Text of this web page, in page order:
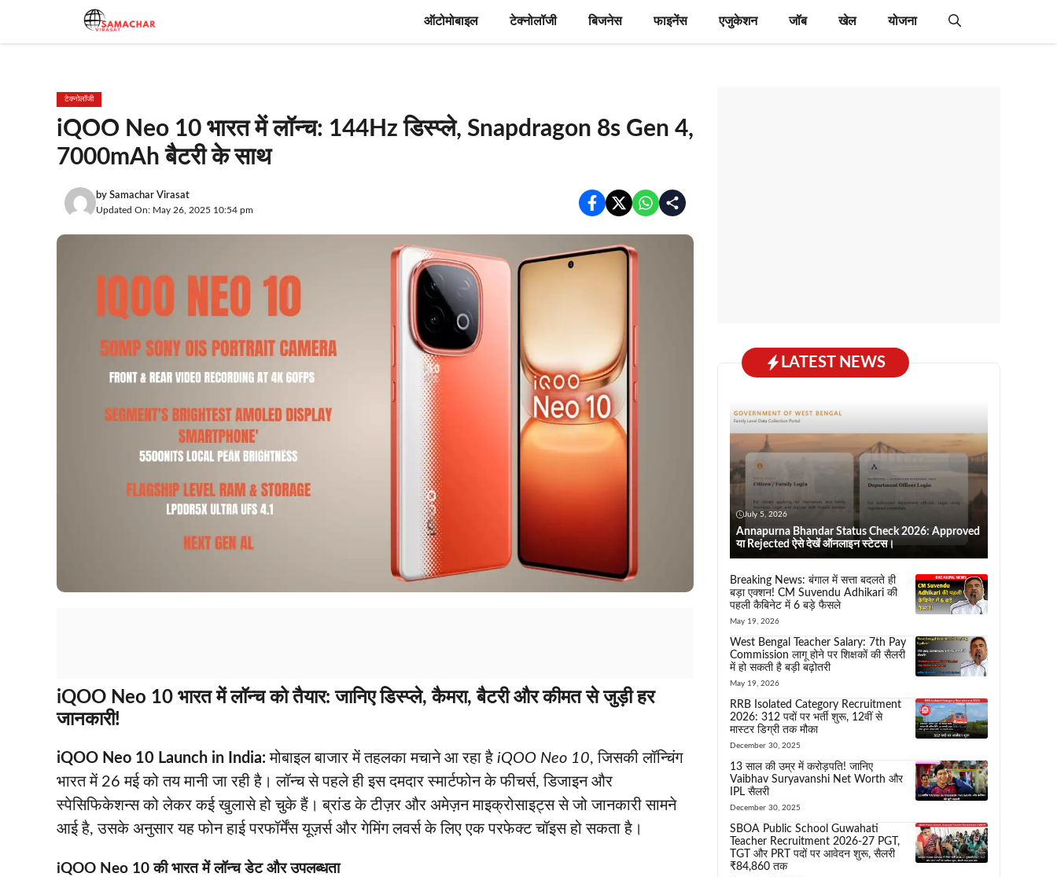
content
ऑटोमोबाइल टेक्नोलॉजी बिजनेस फाइनेंस एजुकेशन जॉब खेल योजना
टेक्नोलॉजी
iQOO Neo 10 भारत में लॉन्च: 144Hz डिस्प्ले, Snapdragon 8s Gen 4,
7000mAh बैटरी के साथ
by Samachar Virasat
Updated On: May 26, 2025 10:54 pm
iQOO Neo 10 भारत में लॉन्च को तैयार: जानिए डिस्प्ले, कैमरा, बैटरी और कीमत से जुड़ी हर
जानकारी!
iQOO Neo 10 Launch in India: मोबाइल बाजार में तहलका मचाने आ रहा है iQOO Neo 10, जिसकी लॉन्चिंग
भारत में 26 मई को तय मानी जा रही है। लॉन्च से पहले ही इस दमदार स्मार्टफोन के फीचर्स, डिजाइन और
स्पेसिफिकेशन्स को लेकर कई खुलासे हो चुके हैं। ब्रांड के टीज़र और अमेज़न माइक्रोसाइट्स से जो जानकारी सामने
आई है, उसके अनुसार यह फोन हाई परफॉर्मेंस यूज़र्स और गेमिंग लवर्स के लिए एक परफेक्ट चॉइस हो सकता है।
iQOO Neo 10 की भारत में लॉन्च डेट और उपलब्धता
LATEST NEWS
July 5, 2026
Annapurna Bhandar Status Check 2026: Approved
या Rejected ऐसे देखें ऑनलाइन स्टेटस।
Breaking News: बंगाल में सत्ता बदलते ही
बड़ा एक्शन! CM Suvendu Adhikari की
पहली कैबिनेट में 6 बड़े फैसले
May 19, 2026
West Bengal Teacher Salary: 7th Pay
Commission लागू होने पर शिक्षकों की सैलरी
में हो सकती है बड़ी बढ़ोतरी
May 19, 2026
RRB Isolated Category Recruitment
2026: 312 पदों पर भर्ती शुरू, 12वीं से
मास्टर डिग्री तक मौका
December 30, 2025
13 साल की उम्र में करोड़पति! जानिए
Vaibhav Suryavanshi Net Worth और
IPL सैलरी
December 30, 2025
SBOA Public School Guwahati
Teacher Recruitment 2026-27 PGT,
TGT और PRT पदों पर आवेदन शुरू, सैलरी
₹84,860 तक